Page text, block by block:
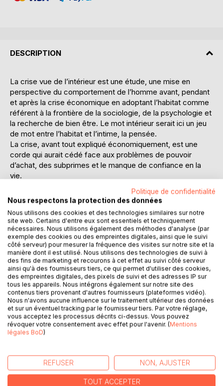
DESCRIPTION
La crise vue de l’intérieur est une étude, une mise en
perspective du comportement de l’homme avant, pendant
et après la crise économique en adoptant l’habitat comme
référent à la frontière de la sociologie, de la psychologie et
la recherche de bien être. Le mot intérieur serait ici un jeu
de mot entre l’habitat et l’intime, la pensée.
La crise, avant tout expliqué économiquement, est une
corde qui aurait cédé face aux problèmes de pouvoir
d’achat, des subprimes et le manque de confiance en la
vie.
La crise est donc économico socio psychologique. Sans
pour autant occulter le fait que l’économie, par définition
est une plateforme de libre échange, de troc qui s’avère
avec les années de plus en plus
virtuelle ; elle est aussi une pure création de l’homme des
industries nouvelles. En outre, nous sommes en droit de
nous demander en quoi le projet de l’homme civilisé serait
une créature qui aurait échappé à tout contrôle.
Si l’habitat devient un luxe (difficulté à trouver un logement,
à le garder ou à le vendre), et si l’habitat est le
prolongement de nous-mêmes ; alors l’homme serait-il
menacé ? En quoi sommes-nous responsables de la crise
et en quoi l’habitat peut être un témoin révélateur de notre
perte ? Si nous sommes ce que nous pensons et par
hypoyhèse nous nous sentons asphyxiés dans notre
? En privilégiant l’habitat plutôt que l’histoire du costume ou
du cinéma, c’est un parti pris afin de mettre en perspective
les mécanismes de réflexion, de défense et création de
Politique de confidentialité
Nous respectons la protection des données
Nous utilisons des cookies et des technologies similaires sur notre
site web. Certains d'entre eux sont essentiels et techniquement
nécessaires. Nous utilisons également des méthodes d'analyse (par
exemple des cookies ou des empreintes digitales, ainsi que le suivi
côté serveur) pour mesurer la fréquence des visites sur notre site et la
manière dont il est utilisé. Nous utilisons des technologies de suivi à
des fins de marketing et recourons à cet effet au suivi côté serveur
ainsi qu'à des fournisseurs tiers, ce qui permet d'utiliser des cookies,
des empreintes digitales, des pixels de suivi et des adresses IP sur
tous les appareils. Nous intégrons également sur notre site des
contenus tiers provenant d'autres fournisseurs (plateformes vidéo).
Nous n'avons aucune influence sur le traitement ultérieur des données
et sur un éventuel tracking par le fournisseur tiers. Par votre réglage,
vous acceptez les processus décrits ci-dessus. Vous pouvez
révoquer votre consentement avec effet pour l'avenir. (Mentions
légales BoD)
REFUSER NON, AJUSTER
TOUT ACCEPTER